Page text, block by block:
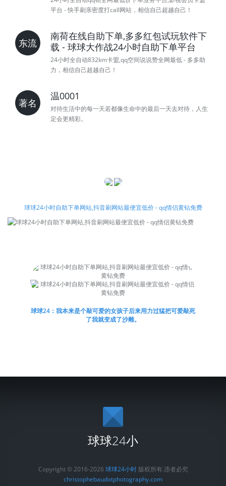
平台 - 快手刷亲密度打call网站，相信自己超越自己！
东流
南荷在线自助下单,多多红包试玩软件下
载 - 球球大作战24小时自助下单平台
24小时全自动832km卡盟,qq空间说说赞全网最低 - 多多助
力，相信自己超越自己！
著名
温0001
对待生活中的每一天若都像生命中的最后一天去对待，人生
定会更精彩。
球球24小时自助下单网站,抖音刷网站最便宜低价 - qq情侣黄钻免费
球球24：我本来是个敲可爱的女孩子后来用力过猛把可爱敲死
了我就变成了沙雕。
球球24小
Copyright © 2016-2026 球球24小时版权所有.违者必究
christophebaudotphotography.com